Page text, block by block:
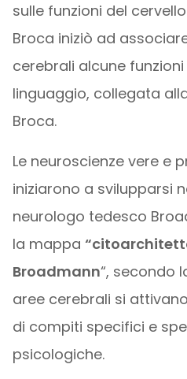
sulle funzioni del
Broca iniziò ad
cerebrali alcune
linguaggio, collegata
Broca.
Le neuroscienze vere e
iniziarono a svilupparsi
neurologo tedesco
la mappa
Broadmann“, secondo
aree cerebrali si
di compiti specifici e
psicologiche.